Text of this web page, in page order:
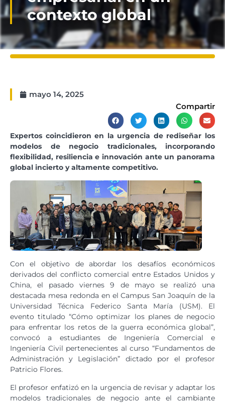
contexto global
mayo 14, 2025
Compartir
Expertos coincidieron en la urgencia de rediseñar los
modelos de negocio tradicionales, incorporando
flexibilidad, resiliencia e innovación ante un panorama
global incierto y altamente competitivo.
Con el objetivo de abordar los desafíos económicos
derivados del conflicto comercial entre Estados Unidos y
China, el pasado viernes 9 de mayo se realizó una
destacada mesa redonda en el Campus San Joaquín de la
Universidad Técnica Federico Santa María (USM). El
evento titulado “Cómo optimizar los planes de negocio
para enfrentar los retos de la guerra económica global”,
convocó a estudiantes de Ingeniería Comercial e
Ingeniería Civil pertenecientes al curso “Fundamentos de
Administración y Legislación” dictado por el profesor
Patricio Flores.
El profesor enfatizó en la urgencia de revisar y adaptar los
modelos tradicionales de negocio ante el cambiante